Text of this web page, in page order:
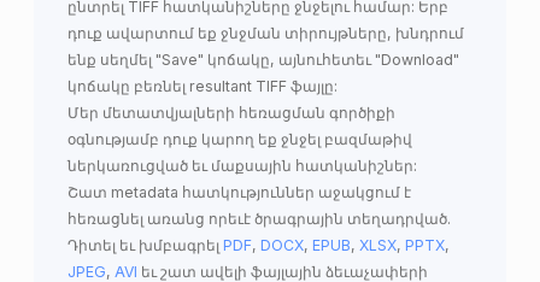
ընտրել TIFF հատկանիշները ջնջելու համար: Երբ
դուք ավարտում եք ջնջման տիրույթները, խնդրում
ենք սեղմել "Save" կոճակը, այնուհետեւ "Download"
կոճակը բեռնել resultant TIFF ֆայլը:
Մեր մետատվյալների հեռացման գործիքի
օգնությամբ դուք կարող եք ջնջել բազմաթիվ
ներկառուցված եւ մաքսային հատկանիշներ:
Շատ metadata հատկություններ աջակցում է
հեռացնել առանց որեւէ ծրագրային տեղադրված.
Դիտել եւ խմբագրել PDF, DOCX, EPUB, XLSX, PPTX,
JPEG, AVI եւ շատ ավելի ֆայլային ձեւաչափերի